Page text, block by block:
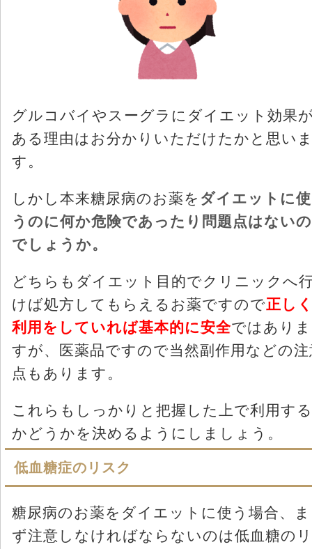
グルコバイやスーグラにダイエット効果
ある理由はお分かりいただけたかと思い
す。
しかし本来糖尿病のお薬を ダイエットに使
うのに何か危険であったり問題点はないの
でしょうか。
どちらもダイエット目的でクリニックへ
けば処方してもらえるお薬ですので正し
利用をしていれば基本的に安全ではありま
すが、医薬品ですので当然副作用などの注
点もあります。
これらもしっかりと把握した上で利用する
かどうかを決めるようにしましょう。
低血糖症のリスク
糖尿病のお薬をダイエットに使う場合、ま
ず注意しなければならないのは低血糖のリ